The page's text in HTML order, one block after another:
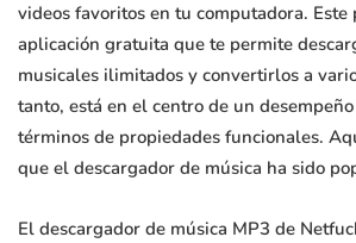
videos favoritos en tu computadora. Este
aplicación gratuita que te permite
musicales ilimitados y convertirlos a
tanto, está en el centro de un
términos de propiedades funcionales.
que el descargador de música ha sido
El descargador de música MP3 de